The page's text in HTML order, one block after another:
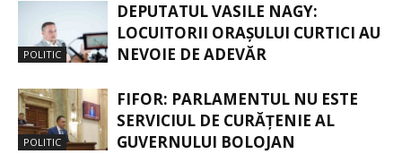
POLITIC
DEPUTATUL VASILE NAGY:
LOCUITORII ORAȘULUI CURTICI AU
NEVOIE DE ADEVĂR
POLITIC
FIFOR: PARLAMENTUL NU ESTE
SERVICIUL DE CURĂȚENIE AL
GUVERNULUI BOLOJAN